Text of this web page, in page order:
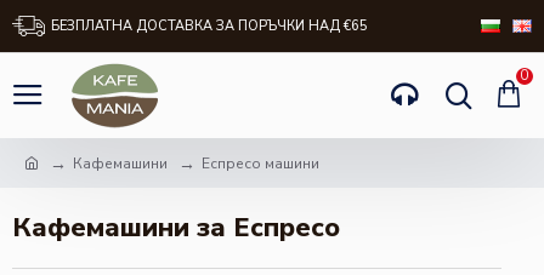
БЕЗПЛАТНА ДОСТАВКА ЗА ПОРЪЧКИ НАД €65
0
Кафемашини Еспресо машини
Кафемашини за Еспресо